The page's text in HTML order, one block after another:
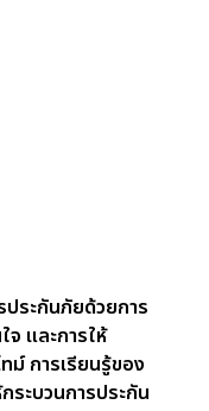
การประกันภัย